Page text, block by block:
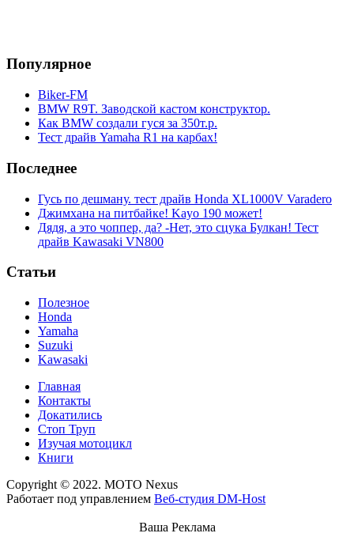
Популярное
Biker-FM
BMW R9T. Заводской кастом конструктор.
Как BMW создали гуся за 350т.р.
Тест драйв Yamaha R1 на карбах!
Последнее
Гусь по дешману. тест драйв Honda XL1000V Varadero
Джимхана на питбайке! Kayo 190 может!
Дядя, а это чоппер, да? -Нет, это сцука Булкан! Тест
драйв Kawasaki VN800
Статьи
Полезное
Honda
Yamaha
Suzuki
Kawasaki
Главная
Контакты
Докатились
Стоп Труп
Изучая мотоцикл
Книги
Copyright © 2022. MOTO Nexus
Работает под управлением Веб-студия DM-Host
Ваша Реклама